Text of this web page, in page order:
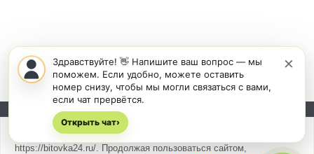
Подписывайтесь на новости и акции:
используем cookiesдля быстрой и удобной работы сайта
https://bitovka24.ru/. Продолжая пользоваться сайтом,
×
Здравствуйте! 👋 Напишите ваш вопрос — мы
поможем. Если удобно, можете оставить
номер снизу, чтобы мы могли связаться с вами,
если чат прервётся.
Открыть чат›